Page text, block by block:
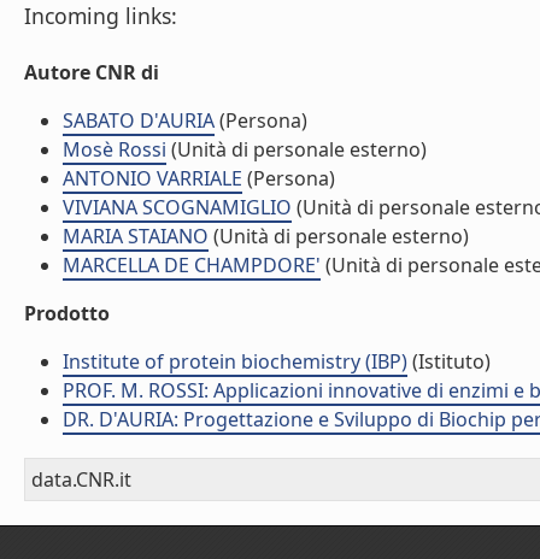
Incoming links:
Autore CNR di
SABATO D'AURIA(Persona)
Mosè Rossi (Unità di personale esterno)
ANTONIO VARRIALE (Persona)
VIVIANA SCOGNAMIGLIO (Unità di personale
MARIA STAIANO (Unità di personale esterno)
MARCELLA DE CHAMPDORE' (Unità di personale
Prodotto
Institute of protein biochemistry (IBP)(Istituto)
PROF. M. ROSSI: Applicazioni innovative di enzimi
DR. D'AURIA: Progettazione e Sviluppo di Biochip
data.CNR.it